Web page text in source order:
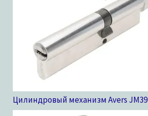
Цилиндровый механизм Avers JM39